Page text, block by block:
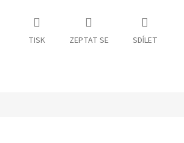
TISK ZEPTAT SE SDÍLET